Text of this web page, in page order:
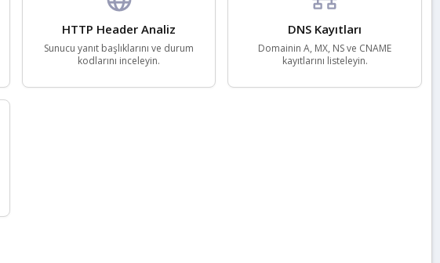
HTTP Header Analiz
Sunucu yanıt başlıklarını ve durum
kodlarını inceleyin.
DNS Kayıtları
Domainin A, MX, NS ve CNAME
kayıtlarını listeleyin.